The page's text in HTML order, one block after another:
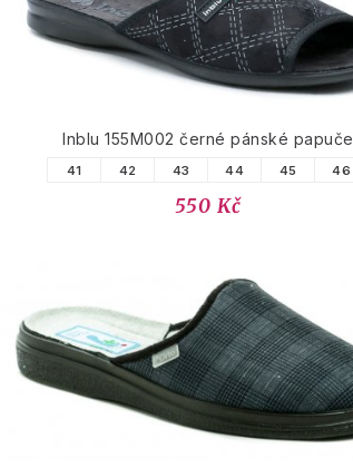
Inblu 155M002 černé pánské papuče
41 42 43 44 45 46
550 Kč